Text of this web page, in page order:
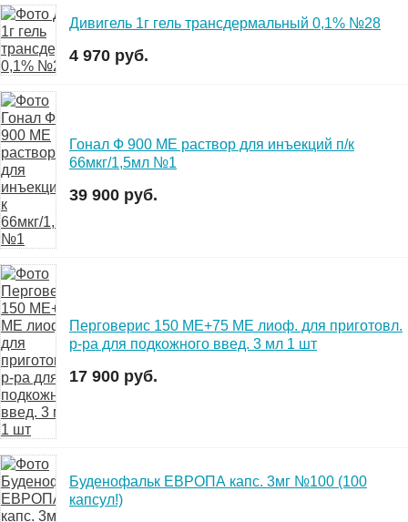
Дивигель 1г гель трансдермальный 0,1% №28
4 970 руб.
Гонал Ф 900 МЕ раствор для инъекций п/к
66мкг/1,5мл №1
39 900 руб.
Перговерис 150 МЕ+75 МЕ лиоф. для приготовл.
р-ра для подкожного введ. 3 мл 1 шт
17 900 руб.
Буденофальк ЕВРОПА капс. 3мг №100 (100
капсул!)